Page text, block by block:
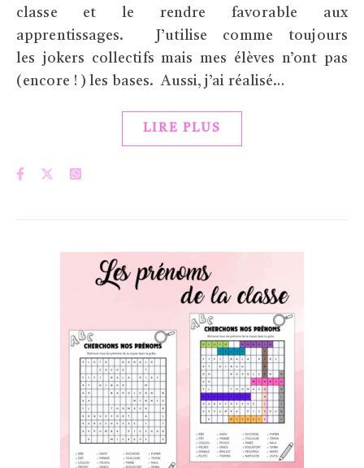
classe et le rendre favorable aux
apprentissages. J’utilise comme toujours
les jokers collectifs mais mes élèves n’ont pas
(encore ! ) les bases. Aussi, j’ai réalisé…
LIRE PLUS